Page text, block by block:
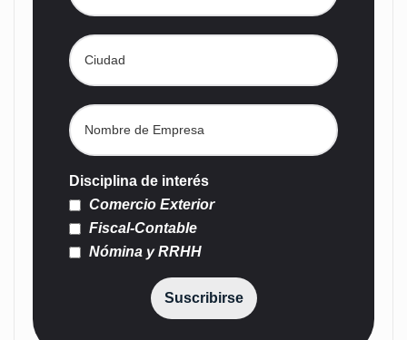
Disciplina de interés
Comercio Exterior
Fiscal-Contable
Nómina y RRHH
Suscribirse